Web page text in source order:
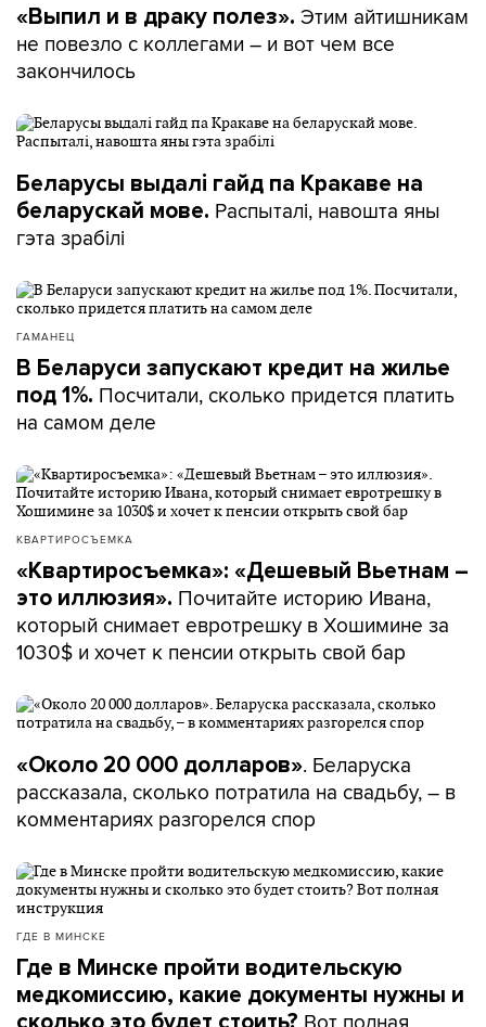
«Выпил и в драку полез». Этим айтишникам
не повезло с коллегами – и вот чем все
закончилось
Беларусы выдалі гайд па Кракаве на
беларускай мове. Распыталі, навошта яны
гэта зрабілі
ГАМАНЕЦ
В Беларуси запускают кредит на жилье
под 1%. Посчитали, сколько придется платить
на самом деле
КВАРТИРОСЪЕМКА
«Квартиросъемка»: «Дешевый Вьетнам –
это иллюзия». Почитайте историю Ивана,
который снимает евротрешку в Хошимине за
1030$ и хочет к пенсии открыть свой бар
«Около 20 000 долларов». Беларуска
рассказала, сколько потратила на свадьбу, – в
комментариях разгорелся спор
ГДЕ В МИНСКЕ
Где в Минске пройти водительскую
медкомиссию, какие документы нужны и